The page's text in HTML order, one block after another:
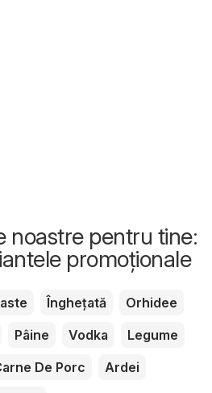
noastre pentru tine:
promoționale
Înghețată
Orhidee
Pâine Vodka
Legume
De Porc
Ardei